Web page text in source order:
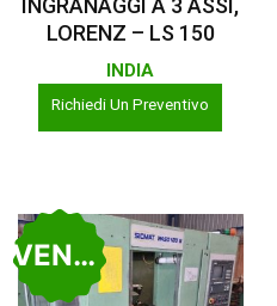
INGRANAGGI A 3 ASSI,
LORENZ – LS 150
INDIA
Richiedi Un Preventivo
VENDUTO